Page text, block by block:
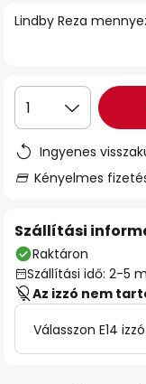
Lindby Reza
1
Ingyenes
Kényelmes
Szállítási
Raktáron
Szállítási idő: 2-5
Az izzó nem
Válasszon E14